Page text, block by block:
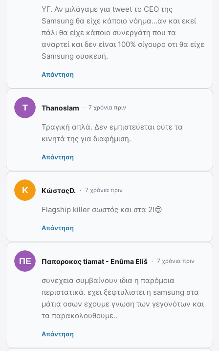
ΥΓ. Αν μιλάγαμε για tweet το CEO της
Samsung θα είχε κάποιο νόημα…αν και εκεί
πάλι θα είχε κάποιο συνεργάτη που τα
αναρτεί και δεν είναι 100% σίγουρο οτι θα είχε
Samsung συσκευή.
Απάντηση
Thanoslam 7 χρόνια πριν
Τραγική απλά. Δεν εμπιστεύεται ούτε τα
κινητά της για διαφήμιση.
Απάντηση
ΚώσταςD. 7 χρόνια πριν
Flagship killer σωστός και στα 2!😎
Απάντηση
Παπαροκας tiamat - Enûma Eliš 7 χρόνια πριν
συνεχεια συμβαίνουν ιδια η παρόμοια
περιστατικά. εχει ξεφτυλιστει η samsung στα
μάτια οσων εχουμε γνωση των γεγονότων και
τα παρακολουθουμε..
Απάντηση